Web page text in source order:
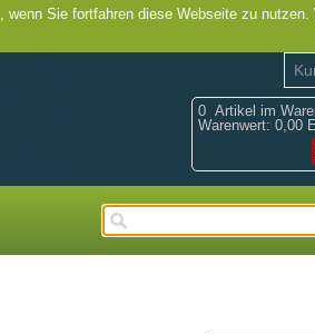
Sie fortfahren diese Webseite zu nutzen.
0 Artikel im
Warenwert: 0,00